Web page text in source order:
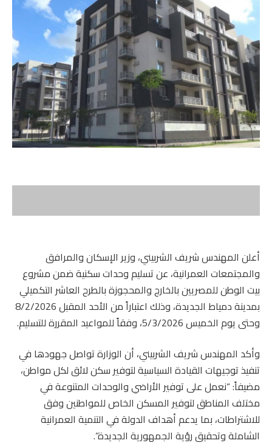
أعلن المهندس شريف الشربيني، وزير الإسكان والمرافق
والمجتمعات العمرانية، عن تسليم وحدات سكنية ضمن مشروع
بيت الوطن للمصريين بالخارج والمحجوزة بالطرح العاشر التكميلي
بمدينة دمياط الجديدة، وذلك اعتباراً من الأحد المقبل 8/2/2026
وحتى يوم الخميس 5/3/2026، وفقاً للمواعيد المقررة للتسليم.
وأكد المهندس شريف الشربيني، أن الوزارة تواصل جهودها في
تنفيذ توجيهات القيادة السياسية لتوفير سكن لائق لكل مواطن،
مضيفاً: “نعمل على توفير الأراضي والوحدات المتنوعة في
مختلف المناطق لتوفير المسكن الخاص للمواطنين وفق
للاشتراطات، بما يدعم أهداف الدولة في التنمية العمرانية
الشاملة وتحقيق رؤية الجمهورية الجديدة”.